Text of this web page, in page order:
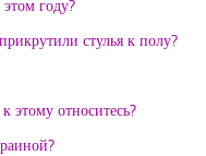
году?
стулья к полу?
этому относитесь?